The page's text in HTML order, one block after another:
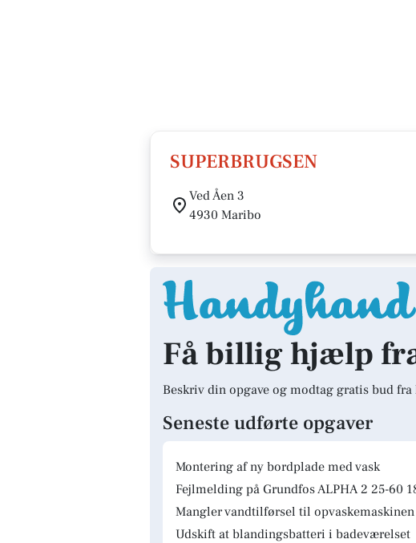
SUPERBRUGSEN
Ved Åen 3
4930 Maribo
Få billig hjælp
Beskriv din opgave og modtag gratis bud
Seneste udførte opgaver
Montering af ny bordplade med vask
Fejlmelding på Grundfos ALPHA 2 25-60
Mangler vandtilførsel til opvaskemaskinen
Udskift at blandingsbatteri i badeværelset